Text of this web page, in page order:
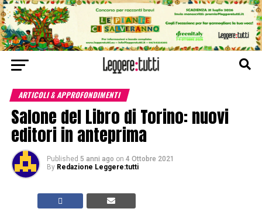
ARTICOLI & APPROFONDIMENTI
Salone del Libro di Torino: nuovi
editori in anteprima
Published 5 anni ago on 4 Ottobre 2021
By Redazione Leggere:tutti